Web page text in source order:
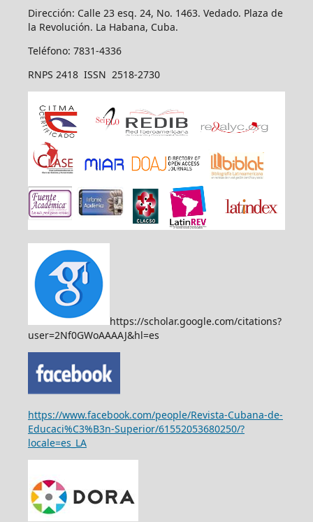
Dirección: Calle 23 esq. 24, No. 1463. Vedado. Plaza de
la Revolución. La Habana, Cuba.
Teléfono: 7831-4336
RNPS 2418 ISSN 2518-2730
https://scholar.google.com/citations?
user=2Nf0GWoAAAAJ&hl=es
https://www.facebook.com/people/Revista-Cubana-de-
Educaci%C3%B3n-Superior/61552053680250/?
locale=es_LA